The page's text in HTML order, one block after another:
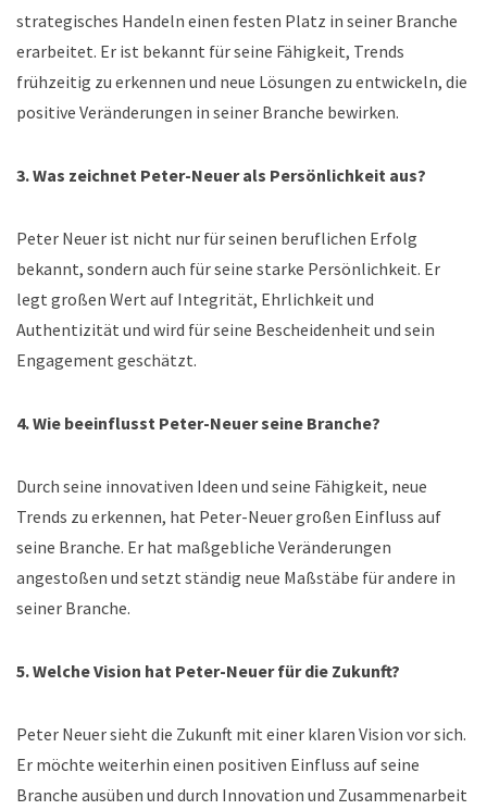
strategisches Handeln einen festen Platz in seiner Branche
erarbeitet. Er ist bekannt für seine Fähigkeit, Trends
frühzeitig zu erkennen und neue Lösungen zu entwickeln, die
positive Veränderungen in seiner Branche bewirken.
3. Was zeichnet Peter-Neuer als Persönlichkeit aus?
Peter Neuer ist nicht nur für seinen beruflichen Erfolg
bekannt, sondern auch für seine starke Persönlichkeit. Er
legt großen Wert auf Integrität, Ehrlichkeit und
Authentizität und wird für seine Bescheidenheit und sein
Engagement geschätzt.
4. Wie beeinflusst Peter-Neuer seine Branche?
Durch seine innovativen Ideen und seine Fähigkeit, neue
Trends zu erkennen, hat Peter-Neuer großen Einfluss auf
seine Branche. Er hat maßgebliche Veränderungen
angestoßen und setzt ständig neue Maßstäbe für andere in
seiner Branche.
5. Welche Vision hat Peter-Neuer für die Zukunft?
Peter Neuer sieht die Zukunft mit einer klaren Vision vor sich.
Er möchte weiterhin einen positiven Einfluss auf seine
Branche ausüben und durch Innovation und Zusammenarbeit